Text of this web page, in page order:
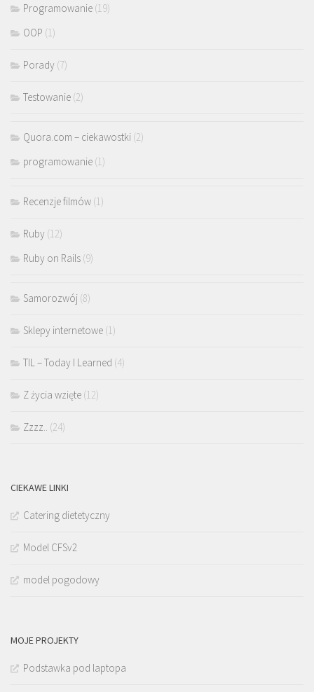
Programowanie (19)
OOP (1)
Porady (7)
Testowanie (2)
Quora.com – ciekawostki (2)
programowanie (1)
Recenzje filmów (1)
Ruby (12)
Ruby on Rails (9)
Samorozwój (8)
Sklepy internetowe (1)
TIL – Today I Learned (4)
Z życia wzięte (12)
Zzzz.. (24)
CIEKAWE LINKI
Catering dietetyczny
Model CFSv2
model pogodowy
MOJE PROJEKTY
Podstawka pod laptopa